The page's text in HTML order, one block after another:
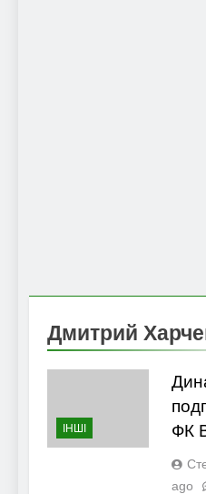
Дмитрий
ІНШІ
ФК
ago